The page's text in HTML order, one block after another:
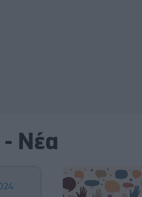
- Νέα